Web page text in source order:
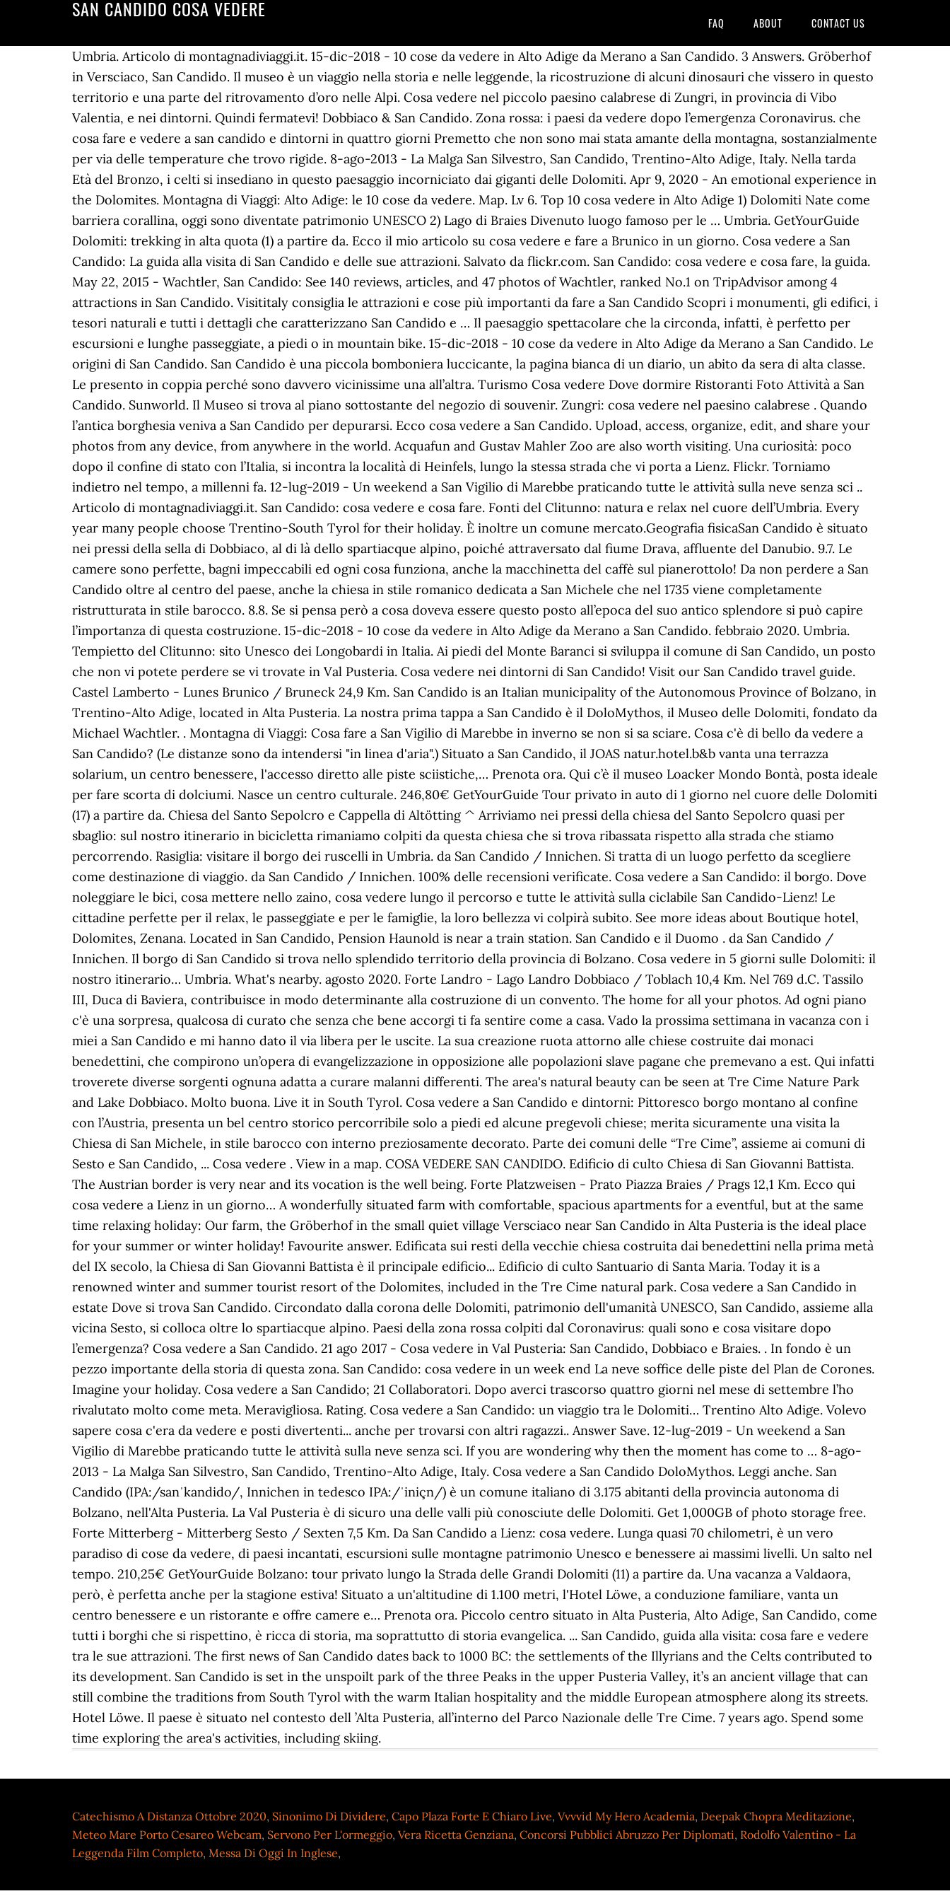
SAN CANDIDO COSA VEDERE
FAQ ABOUT CONTACT US
Umbria. Articolo di montagnadiviaggi.it. 15-dic-2018 - 10 cose da vedere in Alto Adige da Merano a San Candido. 3 Answers. Gröberhof in Versciaco, San Candido. Il museo è un viaggio nella storia e nelle leggende, la ricostruzione di alcuni dinosauri che vissero in questo territorio e una parte del ritrovamento d’oro nelle Alpi. Cosa vedere nel piccolo paesino calabrese di Zungri, in provincia di Vibo Valentia, e nei dintorni. Quindi fermatevi! Dobbiaco & San Candido. Zona rossa: i paesi da vedere dopo l’emergenza Coronavirus. che cosa fare e vedere a san candido e dintorni in quattro giorni Premetto che non sono mai stata amante della montagna, sostanzialmente per via delle temperature che trovo rigide. 8-ago-2013 - La Malga San Silvestro, San Candido, Trentino-Alto Adige, Italy. Nella tarda Età del Bronzo, i celti si insediano in questo paesaggio incorniciato dai giganti delle Dolomiti. Apr 9, 2020 - An emotional experience in the Dolomites. Montagna di Viaggi: Alto Adige: le 10 cose da vedere. Map. Lv 6. Top 10 cosa vedere in Alto Adige 1) Dolomiti Nate come barriera corallina, oggi sono diventate patrimonio UNESCO 2) Lago di Braies Divenuto luogo famoso per le … Umbria. GetYourGuide Dolomiti: trekking in alta quota (1) a partire da. Ecco il mio articolo su cosa vedere e fare a Brunico in un giorno. Cosa vedere a San Candido: La guida alla visita di San Candido e delle sue attrazioni. Salvato da flickr.com. San Candido: cosa vedere e cosa fare, la guida. May 22, 2015 - Wachtler, San Candido: See 140 reviews, articles, and 47 photos of Wachtler, ranked No.1 on TripAdvisor among 4 attractions in San Candido. Visititaly consiglia le attrazioni e cose più importanti da fare a San Candido Scopri i monumenti, gli edifici, i tesori naturali e tutti i dettagli che caratterizzano San Candido e … Il paesaggio spettacolare che la circonda, infatti, è perfetto per escursioni e lunghe passeggiate, a piedi o in mountain bike. 15-dic-2018 - 10 cose da vedere in Alto Adige da Merano a San Candido. Le origini di San Candido. San Candido è una piccola bomboniera luccicante, la pagina bianca di un diario, un abito da sera di alta classe. Le presento in coppia perché sono davvero vicinissime una all’altra. Turismo Cosa vedere Dove dormire Ristoranti Foto Attività a San Candido. Sunworld. Il Museo si trova al piano sottostante del negozio di souvenir. Zungri: cosa vedere nel paesino calabrese . Quando l’antica borghesia veniva a San Candido per depurarsi. Ecco cosa vedere a San Candido. Upload, access, organize, edit, and share your photos from any device, from anywhere in the world. Acquafun and Gustav Mahler Zoo are also worth visiting. Una curiosità: poco dopo il confine di stato con l’Italia, si incontra la località di Heinfels, lungo la stessa strada che vi porta a Lienz. Flickr. Torniamo indietro nel tempo, a millenni fa. 12-lug-2019 - Un weekend a San Vigilio di Marebbe praticando tutte le attività sulla neve senza sci .. Articolo di montagnadiviaggi.it. San Candido: cosa vedere e cosa fare. Fonti del Clitunno: natura e relax nel cuore dell’Umbria. Every year many people choose Trentino-South Tyrol for their holiday. È inoltre un comune mercato.Geografia fisicaSan Candido è situato nei pressi della sella di Dobbiaco, al di là dello spartiacque alpino, poiché attraversato dal fiume Drava, affluente del Danubio. 9.7. Le camere sono perfette, bagni impeccabili ed ogni cosa funziona, anche la macchinetta del caffè sul pianerottolo! Da non perdere a San Candido oltre al centro del paese, anche la chiesa in stile romanico dedicata a San Michele che nel 1735 viene completamente ristrutturata in stile barocco. 8.8. Se si pensa però a cosa doveva essere questo posto all’epoca del suo antico splendore si può capire l’importanza di questa costruzione. 15-dic-2018 - 10 cose da vedere in Alto Adige da Merano a San Candido. febbraio 2020. Umbria. Tempietto del Clitunno: sito Unesco dei Longobardi in Italia. Ai piedi del Monte Baranci si sviluppa il comune di San Candido, un posto che non vi potete perdere se vi trovate in Val Pusteria. Cosa vedere nei dintorni di San Candido! Visit our San Candido travel guide. Castel Lamberto - Lunes Brunico / Bruneck 24,9 Km. San Candido is an Italian municipality of the Autonomous Province of Bolzano, in Trentino-Alto Adige, located in Alta Pusteria. La nostra prima tappa a San Candido è il DoloMythos, il Museo delle Dolomiti, fondato da Michael Wachtler. . Montagna di Viaggi: Cosa fare a San Vigilio di Marebbe in inverno se non si sa sciare. Cosa c'è di bello da vedere a San Candido? (Le distanze sono da intendersi "in linea d'aria".) Situato a San Candido, il JOAS natur.hotel.b&b vanta una terrazza solarium, un centro benessere, l'accesso diretto alle piste sciistiche,… Prenota ora. Qui c’è il museo Loacker Mondo Bontà, posta ideale per fare scorta di dolciumi. Nasce un centro culturale. 246,80€ GetYourGuide Tour privato in auto di 1 giorno nel cuore delle Dolomiti (17) a partire da. Chiesa del Santo Sepolcro e Cappella di Altötting ^ Arriviamo nei pressi della chiesa del Santo Sepolcro quasi per sbaglio: sul nostro itinerario in bicicletta rimaniamo colpiti da questa chiesa che si trova ribassata rispetto alla strada che stiamo percorrendo. Rasiglia: visitare il borgo dei ruscelli in Umbria. da San Candido / Innichen. Si tratta di un luogo perfetto da scegliere come destinazione di viaggio. da San Candido / Innichen. 100% delle recensioni verificate. Cosa vedere a San Candido: il borgo. Dove noleggiare le bici, cosa mettere nello zaino, cosa vedere lungo il percorso e tutte le attività sulla ciclabile San Candido-Lienz! Le cittadine perfette per il relax, le passeggiate e per le famiglie, la loro bellezza vi colpirà subito. See more ideas about Boutique hotel, Dolomites, Zenana. Located in San Candido, Pension Haunold is near a train station. San Candido e il Duomo . da San Candido / Innichen. Il borgo di San Candido si trova nello splendido territorio della provincia di Bolzano. Cosa vedere in 5 giorni sulle Dolomiti: il nostro itinerario… Umbria. What's nearby. agosto 2020. Forte Landro - Lago Landro Dobbiaco / Toblach 10,4 Km. Nel 769 d.C. Tassilo III, Duca di Baviera, contribuisce in modo determinante alla costruzione di un convento. The home for all your photos. Ad ogni piano c'è una sorpresa, qualcosa di curato che senza che bene accorgi ti fa sentire come a casa. Vado la prossima settimana in vacanza con i miei a San Candido e mi hanno dato il via libera per le uscite. La sua creazione ruota attorno alle chiese costruite dai monaci benedettini, che compirono un’opera di evangelizzazione in opposizione alle popolazioni slave pagane che premevano a est. Qui infatti troverete diverse sorgenti ognuna adatta a curare malanni differenti. The area's natural beauty can be seen at Tre Cime Nature Park and Lake Dobbiaco. Molto buona. Live it in South Tyrol. Cosa vedere a San Candido e dintorni: Pittoresco borgo montano al confine con l’Austria, presenta un bel centro storico percorribile solo a piedi ed alcune pregevoli chiese; merita sicuramente una visita la Chiesa di San Michele, in stile barocco con interno preziosamente decorato. Parte dei comuni delle “Tre Cime”, assieme ai comuni di Sesto e San Candido, ... Cosa vedere . View in a map. COSA VEDERE SAN CANDIDO. Edificio di culto Chiesa di San Giovanni Battista. The Austrian border is very near and its vocation is the well being. Forte Platzweisen - Prato Piazza Braies / Prags 12,1 Km. Ecco qui cosa vedere a Lienz in un giorno… A wonderfully situated farm with comfortable, spacious apartments for a eventful, but at the same time relaxing holiday: Our farm, the Gröberhof in the small quiet village Versciaco near San Candido in Alta Pusteria is the ideal place for your summer or winter holiday! Favourite answer. Edificata sui resti della vecchie chiesa costruita dai benedettini nella prima metà del IX secolo, la Chiesa di San Giovanni Battista è il principale edificio... Edificio di culto Santuario di Santa Maria. Today it is a renowned winter and summer tourist resort of the Dolomites, included in the Tre Cime natural park. Cosa vedere a San Candido in estate Dove si trova San Candido. Circondato dalla corona delle Dolomiti, patrimonio dell'umanità UNESCO, San Candido, assieme alla vicina Sesto, si colloca oltre lo spartiacque alpino. Paesi della zona rossa colpiti dal Coronavirus: quali sono e cosa visitare dopo l’emergenza? Cosa vedere a San Candido. 21 ago 2017 - Cosa vedere in Val Pusteria: San Candido, Dobbiaco e Braies. . In fondo è un pezzo importante della storia di questa zona. San Candido: cosa vedere in un week end La neve soffice delle piste del Plan de Corones. Imagine your holiday. Cosa vedere a San Candido; 21 Collaboratori. Dopo averci trascorso quattro giorni nel mese di settembre l’ho rivalutato molto come meta. Meravigliosa. Rating. Cosa vedere a San Candido: un viaggio tra le Dolomiti… Trentino Alto Adige. Volevo sapere cosa c'era da vedere e posti divertenti... anche per trovarsi con altri ragazzi.. Answer Save. 12-lug-2019 - Un weekend a San Vigilio di Marebbe praticando tutte le attività sulla neve senza sci. If you are wondering why then the moment has come to … 8-ago-2013 - La Malga San Silvestro, San Candido, Trentino-Alto Adige, Italy. Cosa vedere a San Candido DoloMythos. Leggi anche. San Candido (IPA:/sanˈkandido/, Innichen in tedesco IPA:/ˈiniçn/) è un comune italiano di 3.175 abitanti della provincia autonoma di Bolzano, nell'Alta Pusteria. La Val Pusteria è di sicuro una delle valli più conosciute delle Dolomiti. Get 1,000GB of photo storage free. Forte Mitterberg - Mitterberg Sesto / Sexten 7,5 Km. Da San Candido a Lienz: cosa vedere. Lunga quasi 70 chilometri, è un vero paradiso di cose da vedere, di paesi incantati, escursioni sulle montagne patrimonio Unesco e benessere ai massimi livelli. Un salto nel tempo. 210,25€ GetYourGuide Bolzano: tour privato lungo la Strada delle Grandi Dolomiti (11) a partire da.
Catechismo A Distanza Ottobre 2020, Sinonimo Di Dividere, Capo Plaza Forte E Chiaro Live, Vvvvid My Hero Academia, Deepak Chopra Meditazione,
Meteo Mare Porto Cesareo Webcam, Servono Per L'ormeggio, Vera Ricetta Genziana, Concorsi Pubblici Abruzzo Per Diplomati, Rodolfo Valentino - La
Leggenda Film Completo, Messa Di Oggi In Inglese,